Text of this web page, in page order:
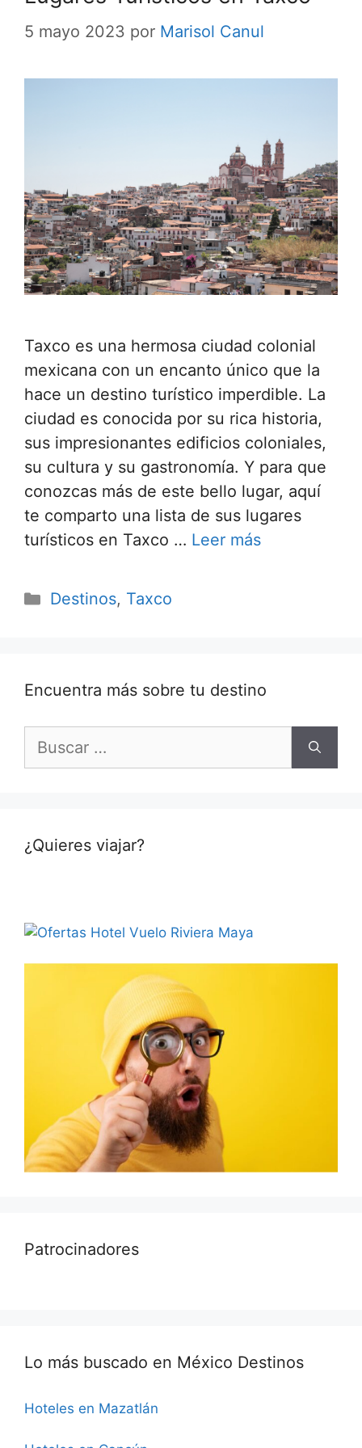
5 mayo 2023 por Marisol Canul
Taxco es una hermosa ciudad colonial
mexicana con un encanto único que la
hace un destino turístico imperdible. La
ciudad es conocida por su rica historia,
sus impresionantes edificios coloniales,
su cultura y su gastronomía. Y para que
conozcas más de este bello lugar, aquí
te comparto una lista de sus lugares
turísticos en Taxco … Leer más
Categorías
Destinos, Taxco
Encuentra más sobre tu destino
¿Quieres viajar?
Patrocinadores
Lo más buscado en México Destinos
Hoteles en Mazatlán